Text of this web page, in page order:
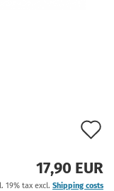
17,90 EUR
19% tax excl. Shipping costs